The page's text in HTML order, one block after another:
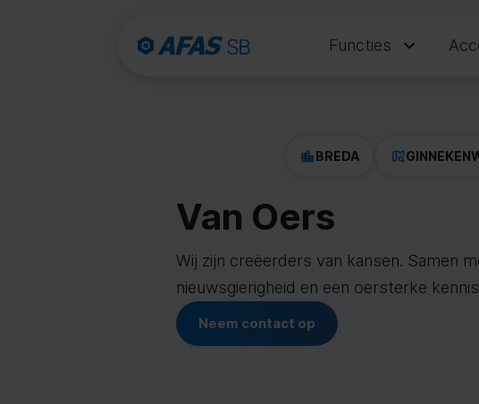
Functies
BREDA
Van Oers
Wij zijn creëerders van kansen. Samen
nieuwsgierigheid en een oersterke
Neem contact op